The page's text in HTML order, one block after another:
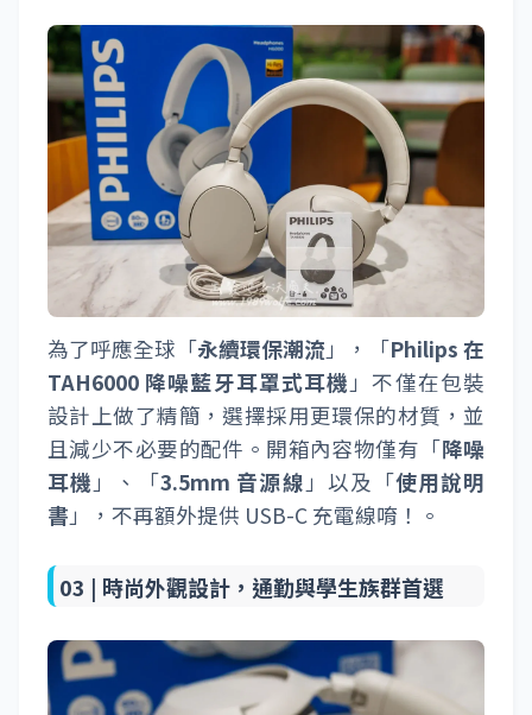
為了呼應全球「永續環保潮流」，「Philips 在
TAH6000 降噪藍牙耳罩式耳機」不僅在包裝
設計上做了精簡，選擇採用更環保的材質，並
且減少不必要的配件。開箱內容物僅有「降噪
耳機」、「3.5mm 音源線」以及「使用說明
書」，不再額外提供 USB-C 充電線唷！。
03 | 時尚外觀設計，通勤與學生族群首選